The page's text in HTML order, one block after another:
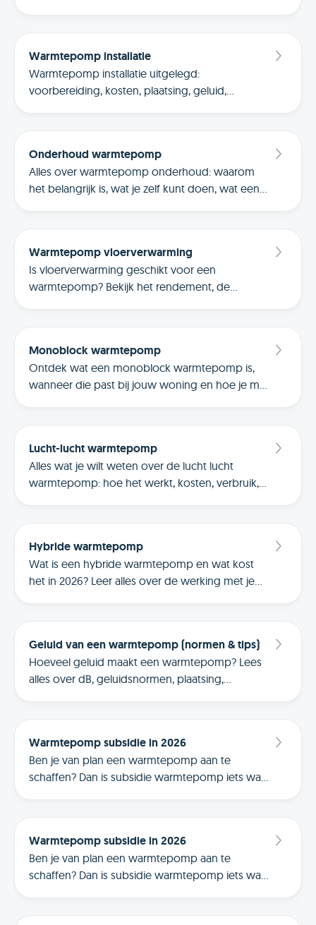
Warmtepomp installatie
Warmtepomp installatie uitgelegd:
voorbereiding, kosten, plaatsing, geluid,
Onderhoud warmtepomp
Alles over warmtepomp onderhoud: waarom
het belangrijk is, wat je zelf kunt doen, wat een
Warmtepomp vloerverwarming
Is vloerverwarming geschikt voor een
warmtepomp? Bekijk het rendement, de
Monoblock warmtepomp
Ontdek wat een monoblock warmtepomp is,
wanneer die past bij jouw woning en hoe je met
Lucht-lucht warmtepomp
Alles wat je wilt weten over de lucht lucht
warmtepomp: hoe het werkt, kosten, verbruik,
Hybride warmtepomp
Wat is een hybride warmtepomp en wat kost
het in 2026? Leer alles over de werking met je
Geluid van een warmtepomp (normen & tips)
Hoeveel geluid maakt een warmtepomp? Lees
alles over dB, geluidsnormen, plaatsing,
Warmtepomp subsidie in 2026
Ben je van plan een warmtepomp aan te
schaffen? Dan is subsidie warmtepomp iets waar
Warmtepomp subsidie in 2026
Ben je van plan een warmtepomp aan te
schaffen? Dan is subsidie warmtepomp iets waar